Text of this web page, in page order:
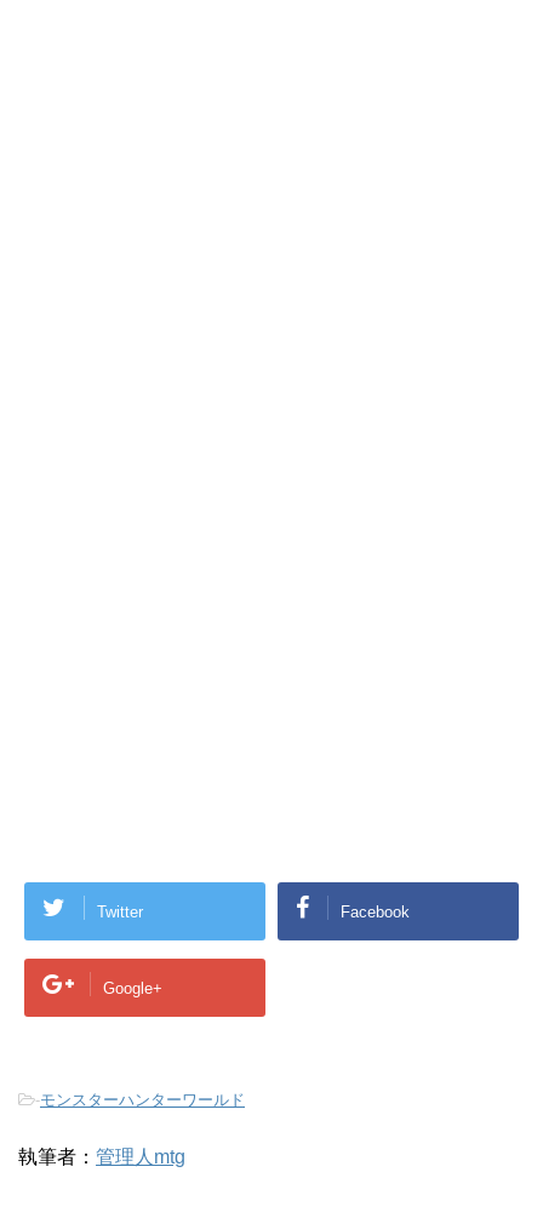
Twitter Facebook
Google+
-モンスターハンターワールド
執筆者： 管理人mtg